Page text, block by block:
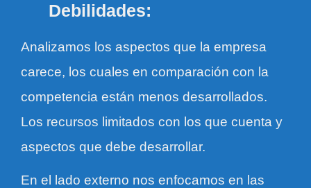
Debilidades:
Analizamos los aspectos que la empresa
carece, los cuales en comparación con la
competencia están menos desarrollados.
Los recursos limitados con los que cuenta y
aspectos que debe desarrollar.
En el lado externo nos enfocamos en las